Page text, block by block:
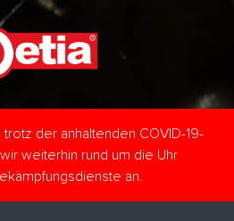
der anhaltenden COVID-19-
weiterhin rund um die Uhr
an.